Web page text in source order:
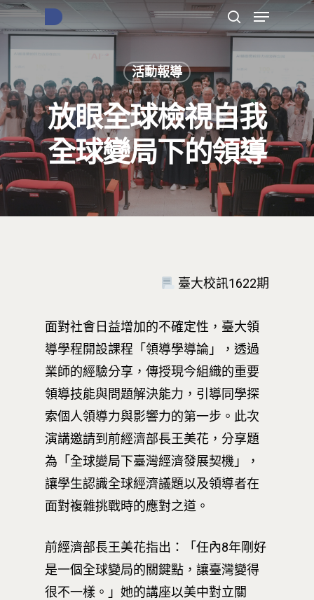
按下Enter開始搜尋，或Esc關閉跳窗
活動報導
放眼全球檢視自我
全球變局下的領導
臺大校訊1622期
面對社會日益增加的不確定性，臺大領
導學程開設課程「領導學導論」，透過
業師的經驗分享，傳授現今組織的重要
領導技能與問題解決能力，引導同學探
索個人領導力與影響力的第一步。此次
演講邀請到前經濟部長王美花，分享題
為「全球變局下臺灣經濟發展契機」，
讓學生認識全球經濟議題以及領導者在
面對複雜挑戰時的應對之道。
前經濟部長王美花指出：「任內8年剛好
是一個全球變局的關鍵點，讓臺灣變得
很不一樣。」她的講座以美中對立關